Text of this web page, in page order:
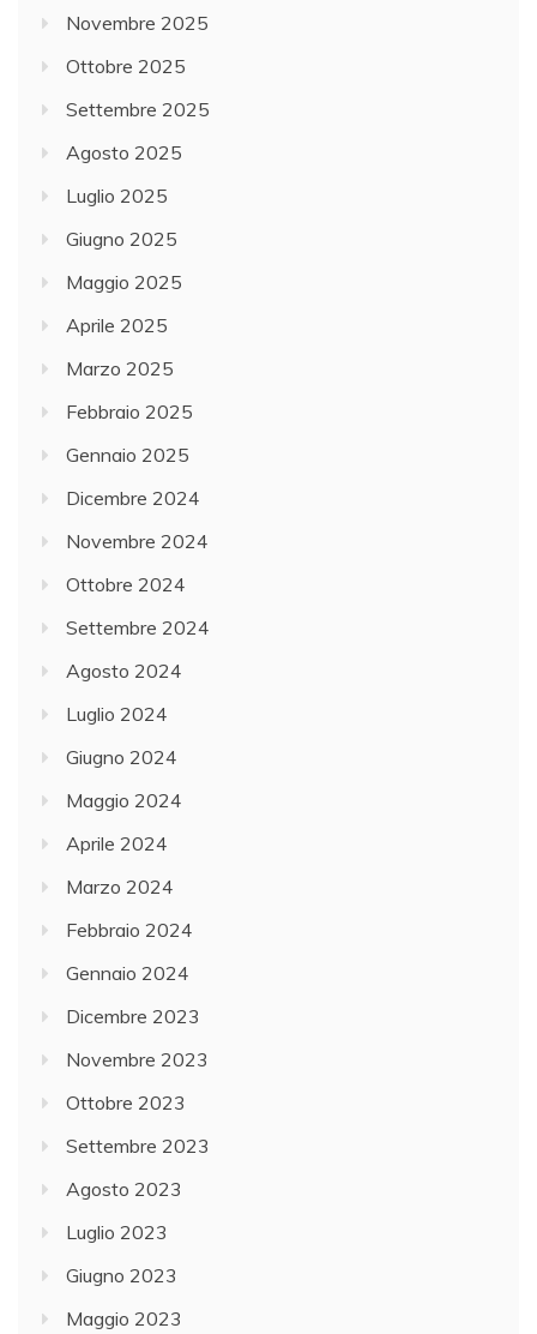
Novembre 2025
Ottobre 2025
Settembre 2025
Agosto 2025
Luglio 2025
Giugno 2025
Maggio 2025
Aprile 2025
Marzo 2025
Febbraio 2025
Gennaio 2025
Dicembre 2024
Novembre 2024
Ottobre 2024
Settembre 2024
Agosto 2024
Luglio 2024
Giugno 2024
Maggio 2024
Aprile 2024
Marzo 2024
Febbraio 2024
Gennaio 2024
Dicembre 2023
Novembre 2023
Ottobre 2023
Settembre 2023
Agosto 2023
Luglio 2023
Giugno 2023
Maggio 2023